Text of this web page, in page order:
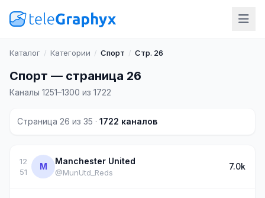
Каталог / Категории / Спорт / Стр. 26
Спорт — страница 26
Каналы 1251–1300 из 1722
Страница 26 из 35 · 1722 каналов
12
51
M
Manchester United
@MunUtd_Reds
7.0k